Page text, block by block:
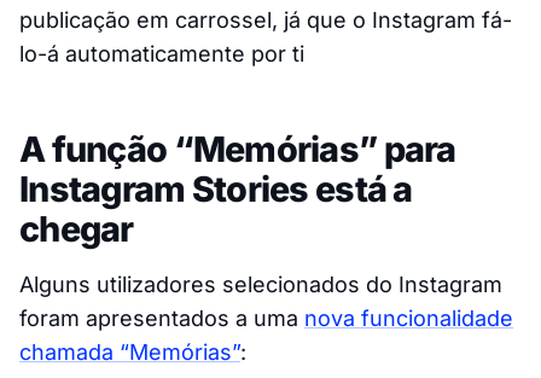
publicação em carrossel, já que o Instagram fá-
lo-á automaticamente por ti
A função “Memórias” para
Instagram Stories está a
chegar
Alguns utilizadores selecionados do Instagram
foram apresentados a uma nova funcionalidade
chamada “Memórias”: